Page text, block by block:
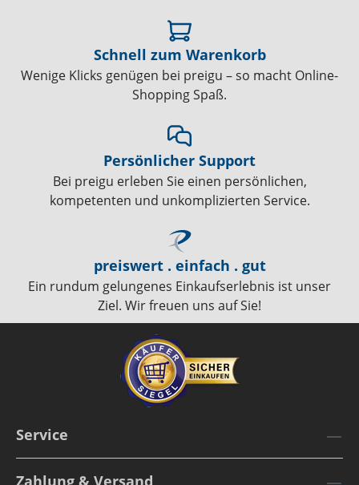
Schnell zum Warenkorb
Wenige Klicks genügen bei preigu – so macht Online-
Shopping Spaß.
Persönlicher Support
Bei preigu erleben Sie einen persönlichen,
kompetenten und unkomplizierten Service.
preiswert . einfach . gut
Ein rundum gelungenes Einkaufserlebnis ist unser
Ziel. Wir freuen uns auf Sie!
Service
Zahlung & Versand